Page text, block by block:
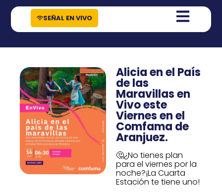
contenido
SEÑAL EN VIVO
Alicia en el País
de las
Maravillas en
Vivo este
Viernes en el
Comfama de
Aranjuez.
🤔¿No tienes plan
para el viernes por la
noche?¡La Cuarta
Estación te tiene uno!